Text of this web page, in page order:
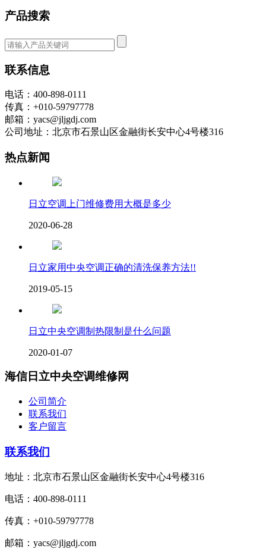
产品搜索
联系信息
电话：400-898-0111
传真：+010-59797778
邮箱：yacs@jljgdj.com
公司地址：北京市石景山区金融街长安中心4号楼316
热点新闻
日立空调上门维修费用大概是多少
2020-06-28
日立家用中央空调正确的清洗保养方法!!
2019-05-15
日立中央空调制热限制是什么问题
2020-01-07
海信日立中央空调维修网
公司简介
联系我们
客户留言
联系我们
地址：北京市石景山区金融街长安中心4号楼316
电话：400-898-0111
传真：+010-59797778
邮箱：yacs@jljgdj.com